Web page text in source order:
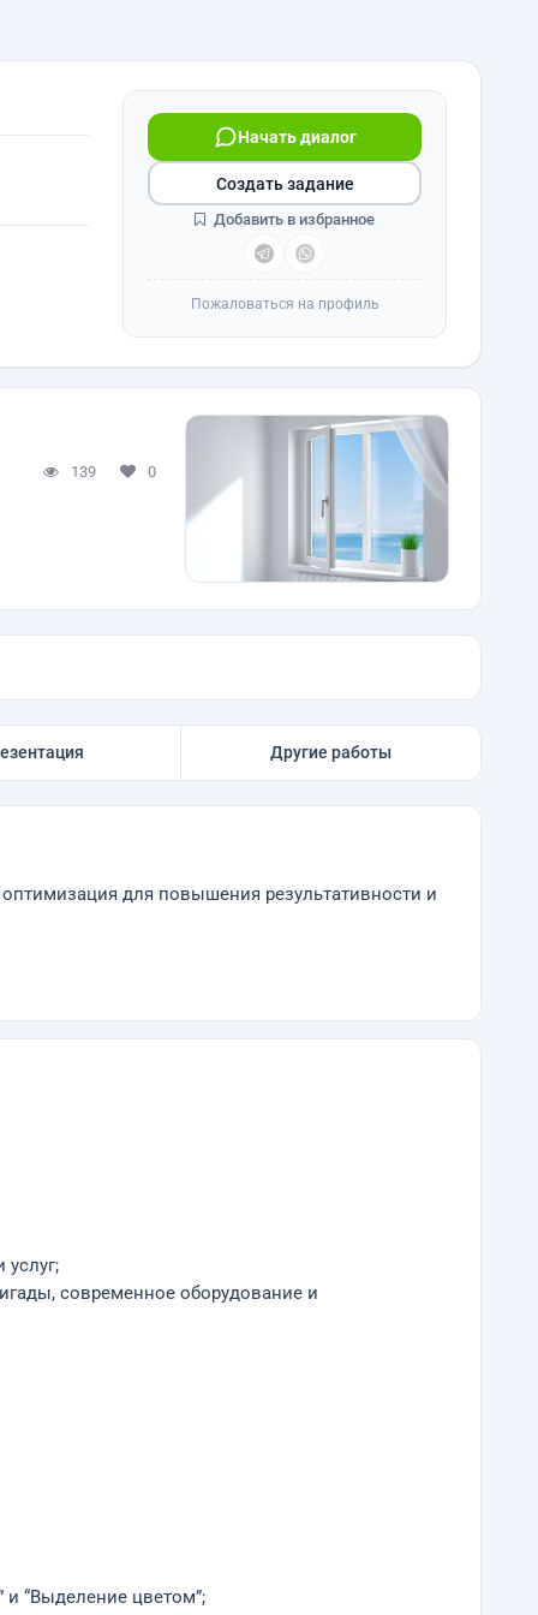
Начать диалог
Создать задание
Добавить в избранное
Пожаловаться на профиль
139 0
Другие работы
для повышения результативности и
современное оборудование и
“Выделение цветом”;